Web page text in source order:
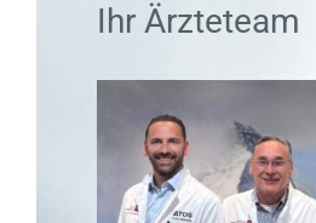
Ihr Ärzteteam